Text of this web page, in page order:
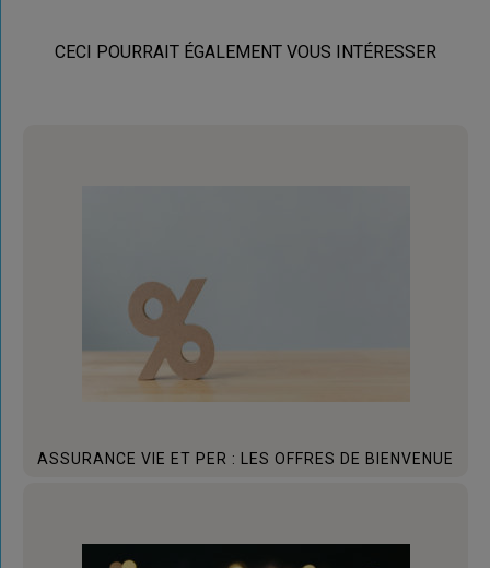
CECI POURRAIT ÉGALEMENT VOUS INTÉRESSER
ASSURANCE VIE ET PER : LES OFFRES DE BIENVENUE